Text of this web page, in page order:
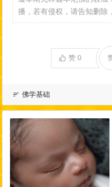
播，若有侵权，请告知删除
赞0
佛学基础